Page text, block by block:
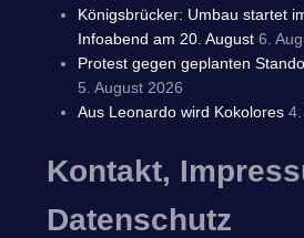
Königsbrücker: Umbau startet
Infoabend am 20. August 6.
Protest gegen geplanten
5. August 2026
Aus Leonardo wird Kokolores
Kontakt,
Datenschutz